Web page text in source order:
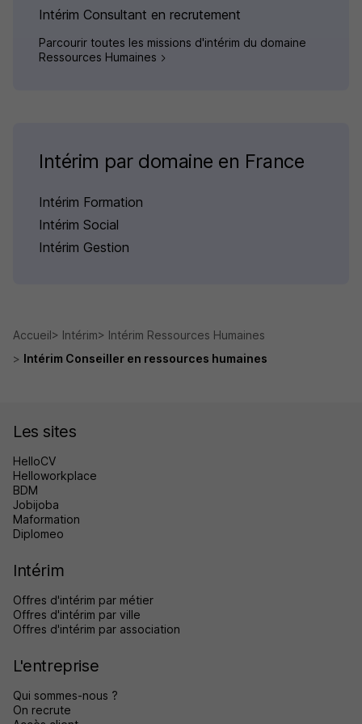
Intérim Consultant en recrutement
Parcourir toutes les missions d'intérim du domaine
Ressources Humaines
Intérim par domaine en France
Intérim Formation
Intérim Social
Intérim Gestion
Accueil Intérim
Intérim Ressources Humaines
Intérim Conseiller en ressources humaines
Les sites
HelloCV
Helloworkplace
BDM
Jobijoba
Maformation
Diplomeo
Intérim
Offres d'intérim par métier
Offres d'intérim par ville
Offres d'intérim par association
L'entreprise
Qui sommes-nous ?
On recrute